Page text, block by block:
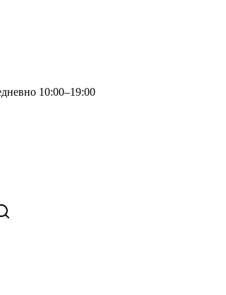
10:00–19:00